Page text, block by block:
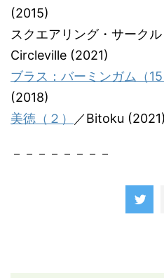
(2015)
スクエアリング・サーク
Circleville (2021)
ブラス：バーミンガム（15
(2018)
美徳（２）
／Bitoku (2021)
－－－－－－－－